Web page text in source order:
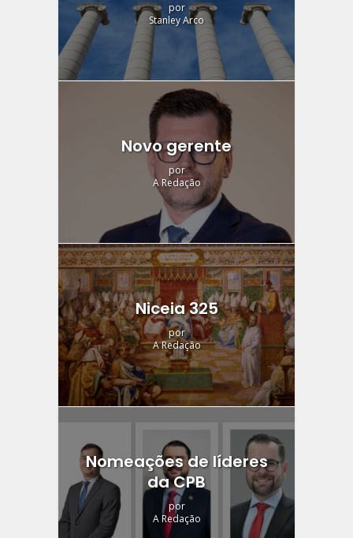
por
Stanley Arco
Novo gerente
por
A Redação
Niceia 325
por
A Redação
Nomeações de líderes
da CPB
por
A Redação